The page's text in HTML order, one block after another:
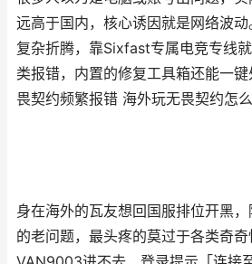
远高于国内，核心诱因就是网络波
复杂折腾，靠Sixfast专属电竞专线
类报错，内置的修复工具箱还能一
畏契约频繁报错 海外玩无畏契约怎
身在海外的瓦友想回国服排位开黑
的老问题，最头疼的莫过于各类奇